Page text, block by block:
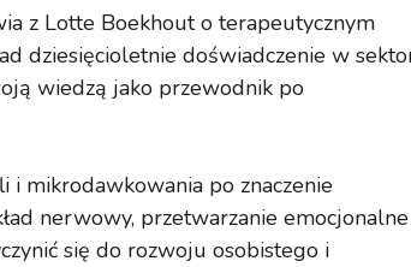
z Lotte Boekhout o terapeutycznym
dziesięcioletnie doświadczenie w
wiedzą jako przewodnik po
i mikrodawkowania po znaczenie
nerwowy, przetwarzanie
się do rozwoju osobistego i